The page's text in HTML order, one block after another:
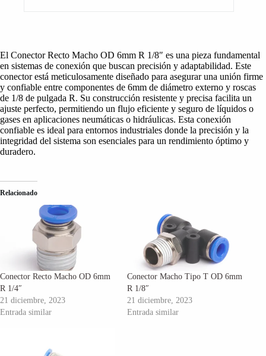
El Conector Recto Macho OD 6mm R 1/8″ es una pieza fundamental
en sistemas de conexión que buscan precisión y adaptabilidad. Este
conector está meticulosamente diseñado para asegurar una unión firme
y confiable entre componentes de 6mm de diámetro externo y roscas
de 1/8 de pulgada R. Su construcción resistente y precisa facilita un
ajuste perfecto, permitiendo un flujo eficiente y seguro de líquidos o
gases en aplicaciones neumáticas o hidráulicas. Esta conexión
confiable es ideal para entornos industriales donde la precisión y la
integridad del sistema son esenciales para un rendimiento óptimo y
duradero.
Relacionado
Conector Recto Macho OD 6mm
R 1/4″
21 diciembre, 2023
Entrada similar
Conector Macho Tipo T OD 6mm
R 1/8″
21 diciembre, 2023
Entrada similar